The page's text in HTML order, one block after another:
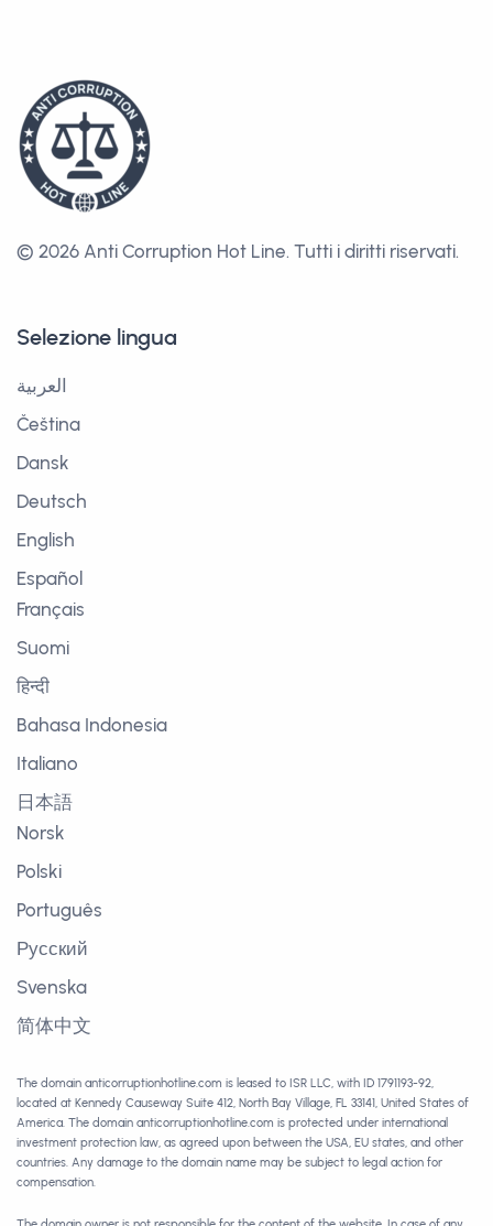
© 2026 Anti Corruption Hot Line. Tutti i diritti riservati.
Selezione lingua
العربية
Čeština
Dansk
Deutsch
English
Español
Français
Suomi
हिन्दी
Bahasa Indonesia
Italiano
日本語
Norsk
Polski
Português
Русский
Svenska
简体中文
The domain anticorruptionhotline.com is leased to ISR LLC, with ID 1791193-92,
located at Kennedy Causeway Suite 412, North Bay Village, FL 33141, United States of
America. The domain anticorruptionhotline.com is protected under international
investment protection law, as agreed upon between the USA, EU states, and other
countries. Any damage to the domain name may be subject to legal action for
compensation.